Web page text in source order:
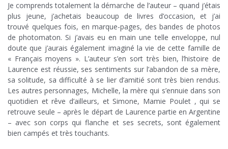
Je comprends totalement la démarche de l’auteur – quand j’étais
plus jeune, j’achetais beaucoup de livres d’occasion, et j’ai
trouvé quelques fois, en marque-pages, des bandes de photos
de photomaton. Si j’avais eu en main une telle enveloppe, nul
doute que j’aurais également imaginé la vie de cette famille de
« Français moyens ». L’auteur s’en sort très bien, l’histoire de
Laurence est réussie, ses sentiments sur l’abandon de sa mère,
sa solitude, sa difficulté à se lier d’amitié sont très bien rendus.
Les autres personnages, Michelle, la mère qui s’ennuie dans son
quotidien et rêve d’ailleurs, et Simone, Mamie Poulet , qui se
retrouve seule – après le départ de Laurence partie en Argentine
– avec son corps qui flanche et ses secrets, sont également
bien campés et très touchants.